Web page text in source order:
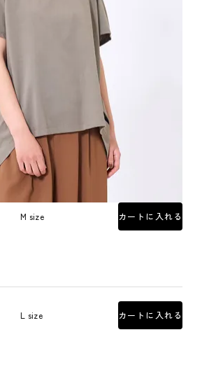
M size カートに入れる
L size カートに入れる